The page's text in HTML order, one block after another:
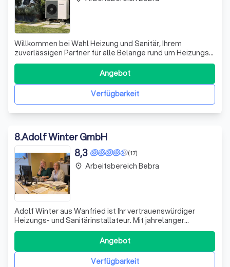
Willkommen bei Wahl Heizung und Sanitär, Ihrem
zuverlässigen Partner für alle Belange rund um Heizungs-
und Sanitärinstallationen. Wir zeichnen uns durch unsere
langjährige Erfahrung und unser Engagement für höchste
Qualität aus. Unser Team von Fachleuten arbeitet mit
Leidenschaft daran, individuell
Verfügbarkeit
Angebot
8.Adolf Winter GmbH
(17)
8,3
Adolf Winter aus Wanfried ist Ihr vertrauenswürdiger
Heizungs- und Sanitärinstallateur. Mit jahrelanger
Erfahrung und umfassendem Know-how bieten wir Ihnen
maßgeschneiderte Lösungen für Ihre individuellen
Bedürfnisse. Unser Ziel ist es, für jede Herausforderung
die optimale Lösung zu finden, ohne Ih
Verfügbarkeit
Angebot
place Arbeitsbereich Bebra